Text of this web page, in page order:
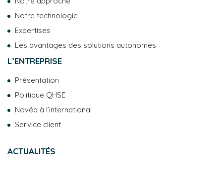
Notre technologie
Expertises
Les avantages des solutions autonomes
L’ENTREPRISE
Présentation
Politique QHSE
Novéa à l’international
Service client
ACTUALITÉS